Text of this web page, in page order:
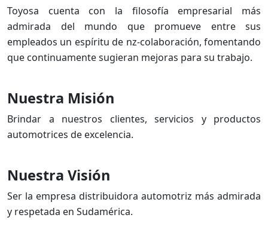
Toyosa cuenta con la filosofía empresarial más
admirada del mundo que promueve entre sus
empleados un espíritu de nz-colaboración, fomentando
que continuamente sugieran mejoras para su trabajo.
Nuestra Misión
Brindar a nuestros clientes, servicios y productos
automotrices de excelencia.
Nuestra Visión
Ser la empresa distribuidora automotriz más admirada
y respetada en Sudamérica.